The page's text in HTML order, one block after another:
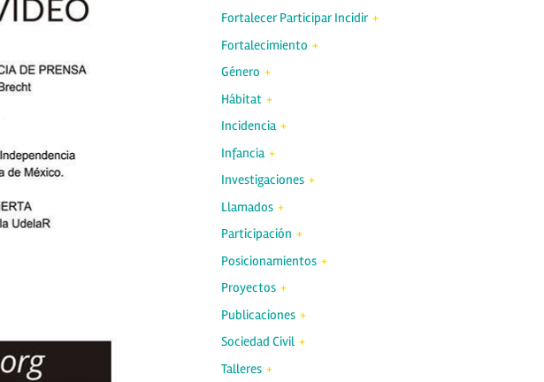
Fortalecer Participar Incidir
Fortalecimiento
Género
Hábitat
Incidencia
Infancia
Investigaciones
Llamados
Participación
Posicionamientos
Proyectos
Publicaciones
Sociedad Civil
Talleres